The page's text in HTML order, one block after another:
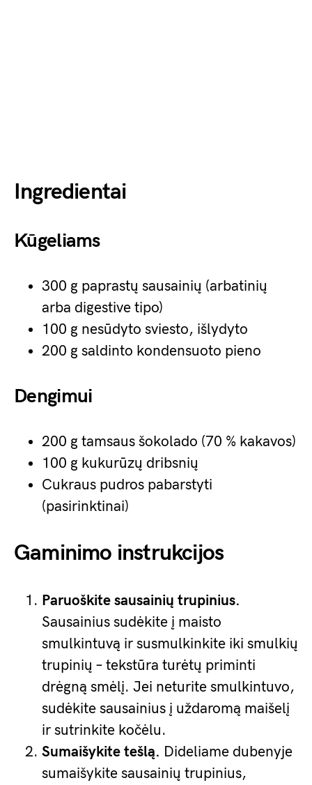
Ingredientai
Kūgeliams
300 g paprastų sausainių (arbatinių
arba digestive tipo)
100 g nesūdyto sviesto, išlydyto
200 g saldinto kondensuoto pieno
Dengimui
200 g tamsaus šokolado (70 % kakavos)
100 g kukurūzų dribsnių
Cukraus pudros pabarstyti
(pasirinktinai)
Gaminimo instrukcijos
Paruoškite sausainių trupinius.
Sausainius sudėkite į maisto
smulkintuvą ir susmulkinkite iki smulkių
trupinių – tekstūra turėtų priminti
drėgną smėlį. Jei neturite smulkintuvo,
sudėkite sausainius į uždaromą maišelį
ir sutrinkite kočėlu.
Sumaišykite tešlą. Dideliame dubenyje
sumaišykite sausainių trupinius,